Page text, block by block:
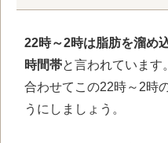
22時～2時は脂肪を溜め
時間帯と言われています
合わせてこの22時～ 2時
うにしましょう。